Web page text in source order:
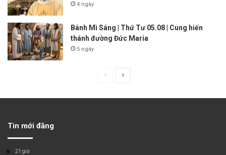
4 ngày
Bánh Mì Sáng | Thứ Tư 05.08 | Cung hiến
thánh đường Đức Maria
5 ngày
Tin mới đăng
21 giờ